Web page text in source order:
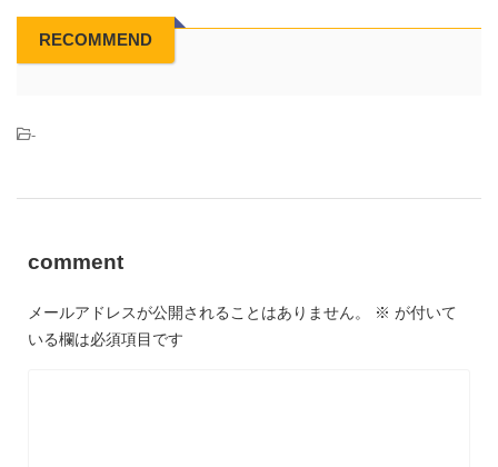
RECOMMEND
-
comment
メールアドレスが公開されることはありません。 ※ が付いて
いる欄は必須項目です